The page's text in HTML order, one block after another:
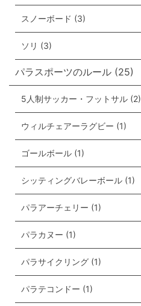
スノーボード (3)
ソリ (3)
パラスポーツのルール (25)
5人制サッカー・フットサル (2)
ウィルチェアーラグビー (1)
ゴールボール (1)
シッティングバレーボール (1)
パラアーチェリー (1)
パラカヌー (1)
パラサイクリング (1)
パラテコンドー (1)